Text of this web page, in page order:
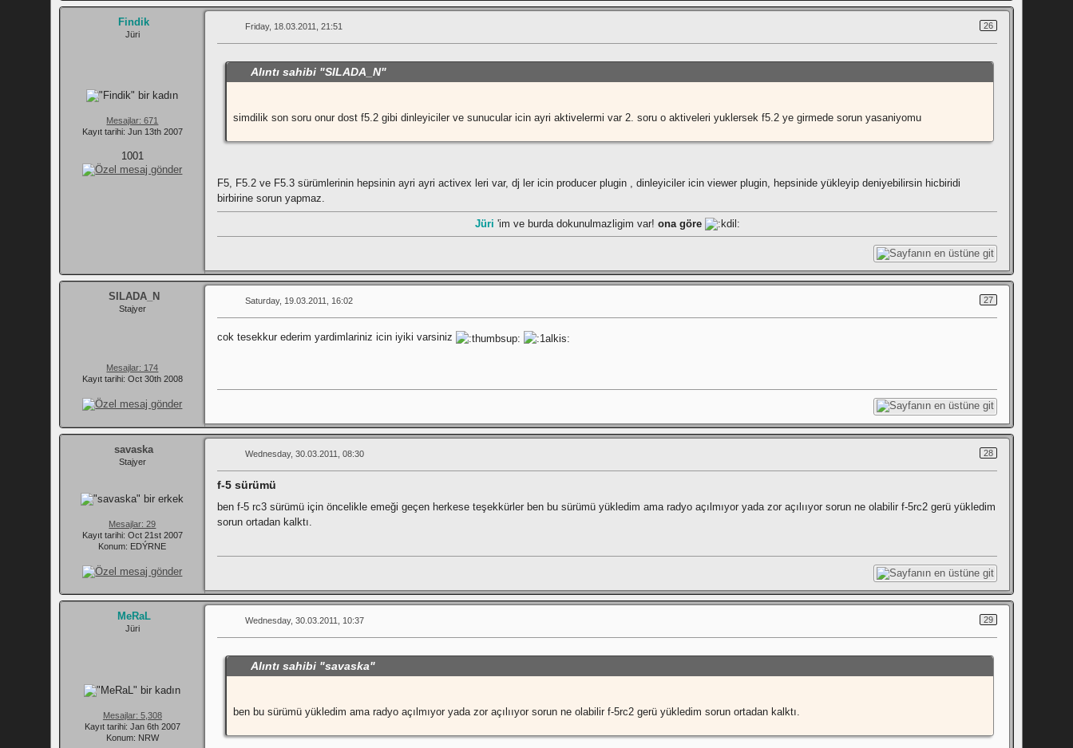
Findik
Jüri
Mesajlar: 671
Kayıt tarihi: Jun 13th 2007
1001
26
Friday, 18.03.2011, 21:51
Alıntı sahibi "SILADA_N"
simdilik son soru onur dost f5.2 gibi dinleyiciler ve sunucular icin ayri aktivelermi var 2. soru o aktiveleri yuklersek f5.2 ye girmede sorun yasaniyomu
F5, F5.2 ve F5.3 sürümlerinin hepsinin ayri ayri activex leri var, dj ler icin producer plugin , dinleyiciler icin viewer plugin, hepsinide yükleyip deniyebilirsin hicbiridi
birbirine sorun yapmaz.
Jüri 'im ve burda dokunulmazligim var! ona göre
SILADA_N
Stajyer
Mesajlar: 174
Kayıt tarihi: Oct 30th 2008
27
Saturday, 19.03.2011, 16:02
cok tesekkur ederim yardimlariniz icin iyiki varsiniz
savaska
Stajyer
Mesajlar: 29
Kayıt tarihi: Oct 21st 2007
Konum: EDÝRNE
28
Wednesday, 30.03.2011, 08:30
f-5 sürümü
ben f-5 rc3 sürümü için öncelikle emeği geçen herkese teşekkürler ben bu sürümü yükledim ama radyo açılmıyor yada zor açılııyor sorun ne olabilir f-5rc2 gerü yükledim
sorun ortadan kalktı.
MeRaL
Jüri
Mesajlar: 5,308
Kayıt tarihi: Jan 6th 2007
Konum: NRW
29
Wednesday, 30.03.2011, 10:37
Alıntı sahibi "savaska"
ben bu sürümü yükledim ama radyo açılmıyor yada zor açılııyor sorun ne olabilir f-5rc2 gerü yükledim sorun ortadan kalktı.